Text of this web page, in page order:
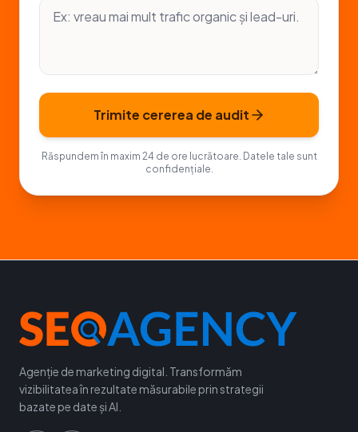
Trimite cererea de audit
Răspundem în maxim 24 de ore lucrătoare. Datele tale sunt
confidențiale.
Agenție de marketing digital. Transformăm
vizibilitatea în rezultate măsurabile prin strategii
bazate pe date și AI.